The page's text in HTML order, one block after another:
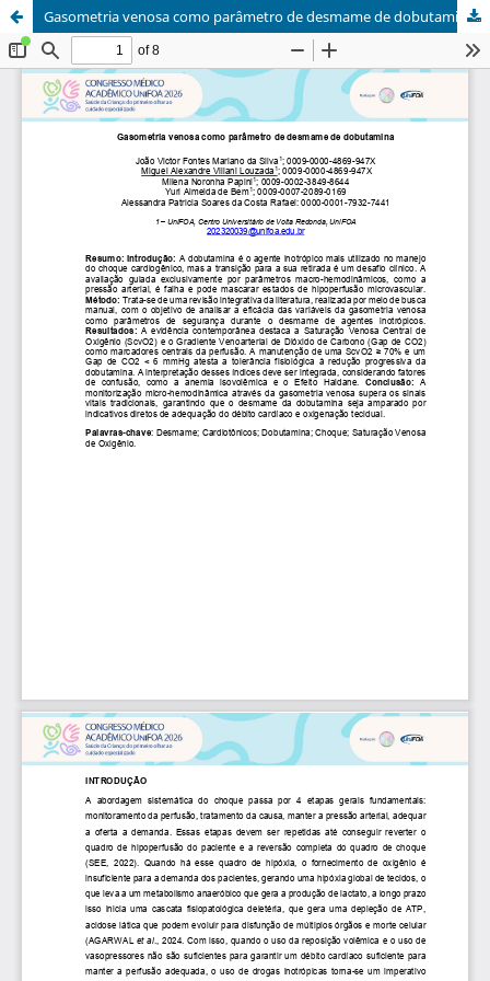
Gasometria venosa como parâmetro de desmame de dobutamina